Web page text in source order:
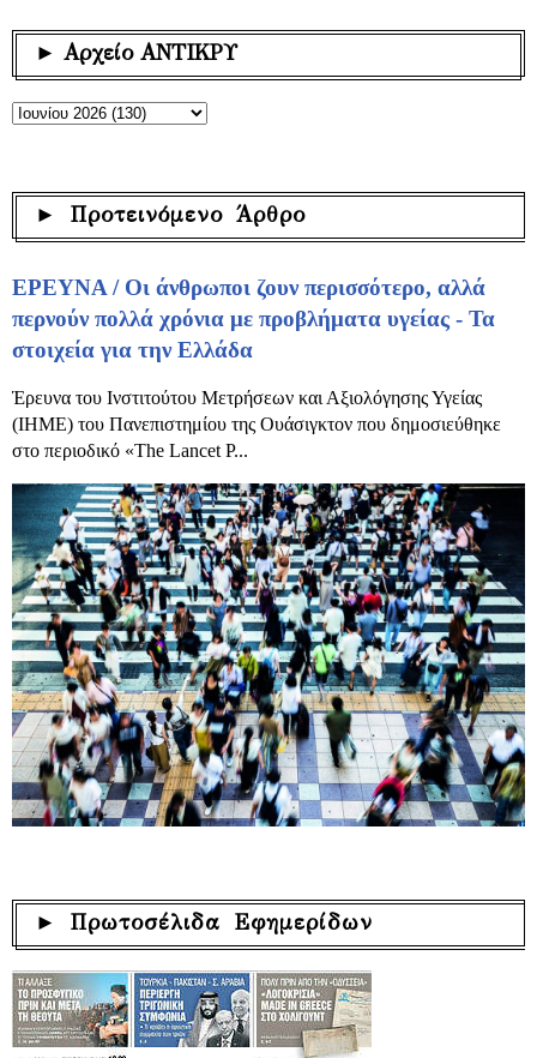
► Αρχείο ΑΝΤΙΚΡΥ
► Προτεινόμενο Άρθρο
ΕΡΕΥΝΑ / Οι άνθρωποι ζουν περισσότερο, αλλά
περνούν πολλά χρόνια με προβλήματα υγείας - Τα
στοιχεία για την Ελλάδα
Έρευνα του Ινστιτούτου Μετρήσεων και Αξιολόγησης Υγείας
(IHME) του Πανεπιστημίου της Ουάσιγκτον που δημοσιεύθηκε
στο περιοδικό «The Lancet P...
► Πρωτοσέλιδα Εφημερίδων